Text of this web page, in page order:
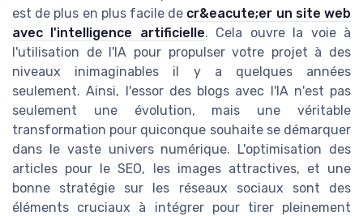
est de plus en plus facile de cr&eacute;er un site web
avec l'intelligence artificielle. Cela ouvre la voie à
l'utilisation de l'IA pour propulser votre projet à des
niveaux inimaginables il y a quelques années
seulement. Ainsi, l'essor des blogs avec l'IA n'est pas
seulement une évolution, mais une véritable
transformation pour quiconque souhaite se démarquer
dans le vaste univers numérique. L'optimisation des
articles pour le SEO, les images attractives, et une
bonne stratégie sur les réseaux sociaux sont des
éléments cruciaux à intégrer pour tirer pleinement